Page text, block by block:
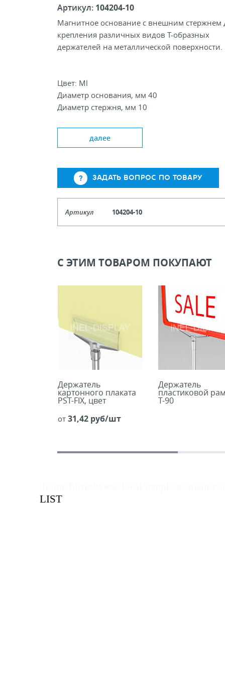
Артикул: 104204-10
Магнитное основание с внешним стержнем
крепления различных видов Т-образных
держателей на металлической поверхности.
Цвет: Ml
Диаметр основания, мм 40
Диаметр стержня, мм 10
далее
ЗАДАТЬ ВОПРОС ПО ТОВАРУ
Артикул 104204-10
Цена, руб (с НДС) ПО
В КОРЗИНУ
С ЭТИМ ТОВАРОМ ПОКУПАЮТ
Держатель
картонного плаката
PST-FIX, цвет
прозрачный
от 31,42 руб/шт
Держатель
пластиковой
T-90
LIST